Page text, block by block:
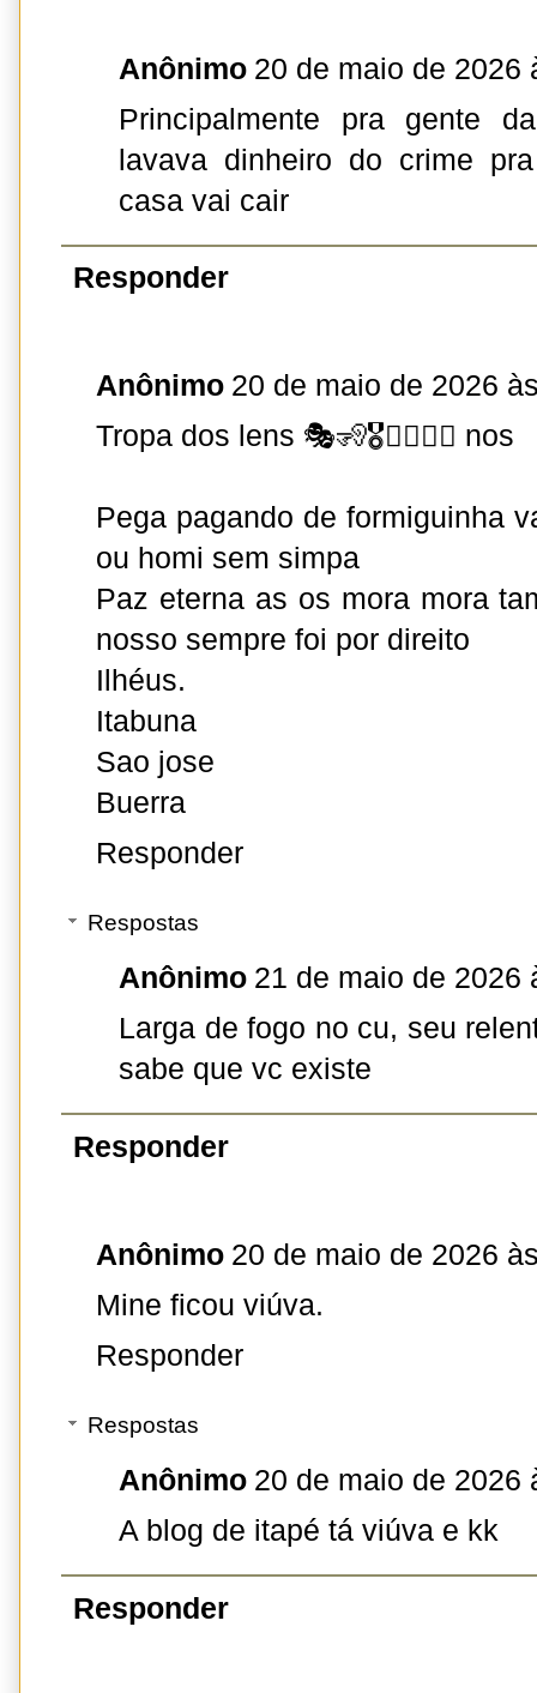
Anônimo 20 de maio de 2026
Principalmente pra gente
lavava dinheiro do crime
casa vai cair
Responder
Anônimo 20 de maio de 2026
Tropa dos lens 🎭🧏🎖️✌🏼✍🏻 nos
Pega pagando de formiguinha
ou homi sem simpa
Paz eterna as os mora mora
nosso sempre foi por direito
Ilhéus.
Itabuna
Sao jose
Buerra
Responder
Respostas
Anônimo 21 de maio de 2026
Larga de fogo no cu, seu
sabe que vc existe
Responder
Anônimo 20 de maio de 2026
Mine ficou viúva.
Responder
Respostas
Anônimo 20 de maio de 2026
A blog de itapé tá viúva e kk
Responder